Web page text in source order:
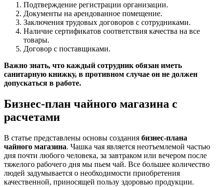
Подтверждение регистрации организации.
Документы на арендованное помещение.
Заключения трудовых договоров с сотрудниками.
Наличие сертификатов соответствия качества на все
товары.
Договор с поставщиками.
Важно знать, что каждый сотрудник обязан иметь
санитарную книжку, в противном случае он не должен
допускаться в работе.
Бизнес-план чайного магазина с
расчетами
В статье представлены основы создания бизнес-плана
чайного магазина. Чашка чая является неотъемлемой частью
дня почти любого человека, за завтраком или вечером после
тяжелого рабочего дня мы пьем чай. Все большее количество
людей задумывается о необходимости приобретения
качественной, приносящей пользу здоровью продукции.